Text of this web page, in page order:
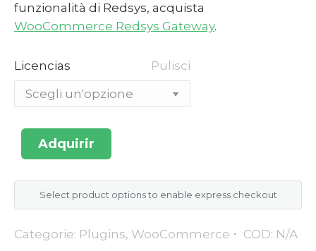
funzionalità di Redsys, acquista
WooCommerce Redsys Gateway.
Licencias Pulisci
Adquirir
Select product options to enable express checkout
Categorie: Plugins, WooCommerce COD: N/A